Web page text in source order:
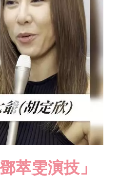
萃雯演技」